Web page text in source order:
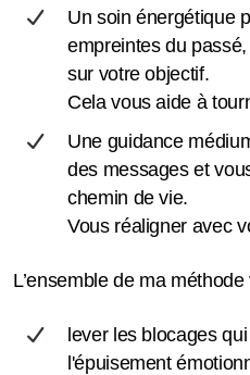
Un soin énergétique
empreintes du
sur votre objectif.
Cela vous aide à
Une guidance
des messages et
chemin de vie.
Vous réaligner avec
L’ensemble de ma
lever les blocages
l'épuisement